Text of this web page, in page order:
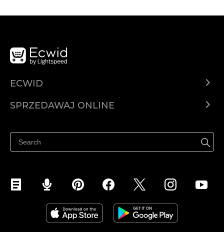
ECWID
Cena
SPRZEDAWAJ ONLINE
Sprzedawaj na Facebooku
Sprzedawaj na Instagramie